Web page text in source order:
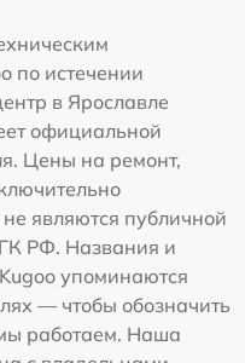
по истечении
в Ярославле
официальной
Цены на ремонт,
являются публичной
РФ. Названия и
упоминаются
— чтобы обозначить
работаем. Наша